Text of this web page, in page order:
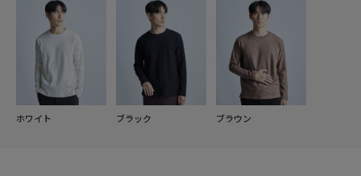
ホワイト ブラック ブラウン